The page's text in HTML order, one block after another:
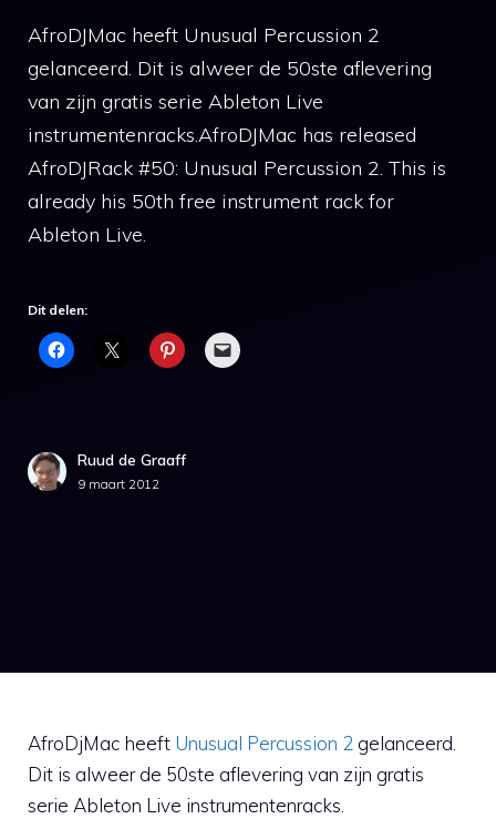
AfroDJMac heeft Unusual Percussion 2
gelanceerd. Dit is alweer de 50ste aflevering
van zijn gratis serie Ableton Live
instrumentenracks.AfroDJMac has released
AfroDJRack #50: Unusual Percussion 2. This is
already his 50th free instrument rack for
Ableton Live.
Dit delen:
Ruud de Graaff
9 maart 2012
AfroDjMac heeft Unusual Percussion 2gelanceerd.
Dit is alweer de 50ste aflevering van zijn gratis
serie Ableton Live instrumentenracks.